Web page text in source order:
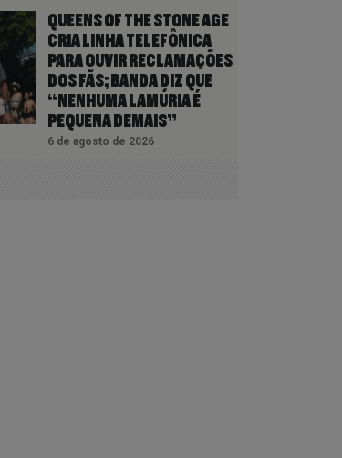
QUEENS OF THE STONE AGE
CRIA LINHA TELEFÔNICA
PARA OUVIR RECLAMAÇÕES
DOS FÃS; BANDA DIZ QUE
“NENHUMA LAMÚRIA É
PEQUENA DEMAIS”
6 de agosto de 2026